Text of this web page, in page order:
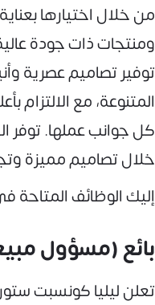
من خلال اختيارها
ومنتجات ذات جودة
توفير تصاميم عصرية
المتنوعة، مع الالتزام
كل جوانب عملها. توفر
خلال تصاميم مميزة
إليك الوظائف
بائع (مسؤول
تعلن ليليا كونسبت